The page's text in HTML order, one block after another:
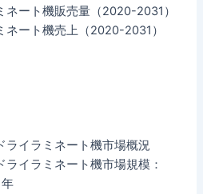
ート機販売量（2020-2031）
ート機売上（2020-2031）
ライラミネート機市場概況
イラミネート機市場規模：